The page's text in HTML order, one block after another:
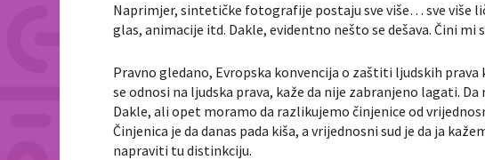
Naprimjer, sintetičke fotografije postaju sve više… sve više
glas, animacije itd. Dakle, evidentno nešto se dešava. Čini
Pravno gledano, Evropska konvencija o zaštiti ljudskih
se odnosi na ljudska prava, kaže da nije zabranjeno lagati.
Dakle, ali opet moramo da razlikujemo činjenice od
Činjenica je da danas pada kiša, a vrijednosni sud je da ja
napraviti tu distinkciju.